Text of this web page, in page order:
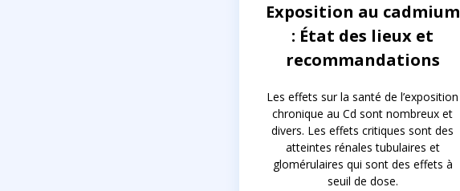
Exposition au cadmium
: État des lieux et
recommandations
Les effets sur la santé de l’exposition
chronique au Cd sont nombreux et
divers. Les effets critiques sont des
atteintes rénales tubulaires et
glomérulaires qui sont des effets à
seuil de dose.